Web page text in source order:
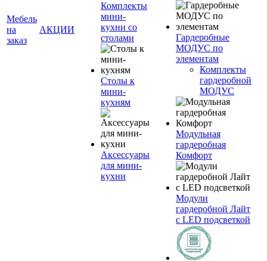
Мебель
на
заказ
АКЦИИ
Комплекты
мини-
кухни со
столами
Столы к
мини-
кухням
Аксессуары
для мини-
кухни
Гардеробные
МОДУС по
элементам
Комплекты
гардеробной
МОДУС
Модульная
гардеробная
Комфорт
Модули
гардеробной Лайт
с LED подсветкой